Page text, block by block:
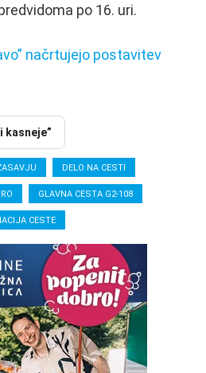
po 16. uri.
načrtujejo postavitev
kasneje”
DELO NA CESTI
GLAVNA CESTA G2-108
CESTE